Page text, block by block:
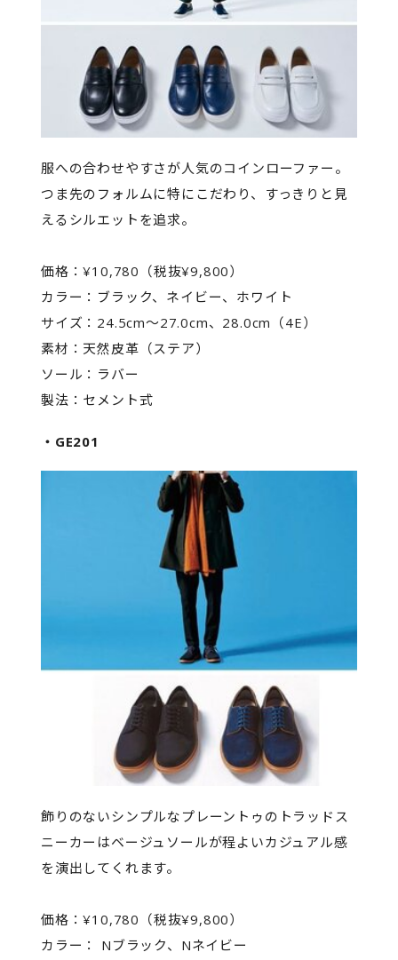
服への合わせやすさが人気のコインローファー。
つま先のフォルムに特にこだわり、すっきりと見
えるシルエットを追求。
価格：¥10,780（税抜¥9,800）
カラー：ブラック、ネイビー、ホワイト
サイズ：24.5cm～27.0cm、28.0cm（4E）
素材：天然皮革（ステア）
ソール：ラバー
製法：セメント式
・GE201
飾りのないシンプルなプレーントゥのトラッドス
ニーカーはベージュソールが程よいカジュアル感
を演出してくれます。
価格：¥10,780（税抜¥9,800）
カラー： Nブラック、Nネイビー